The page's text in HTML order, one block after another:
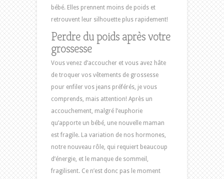
bébé. Elles prennent moins de poids et
retrouvent leur silhouette plus rapidement!
Perdre du poids après votre
grossesse
Vous venez d’accoucher et vous avez hâte
de troquer vos vêtements de grossesse
pour enfiler vos jeans préférés, je vous
comprends, mais attention! Après un
accouchement, malgré l’euphorie
qu’apporte un bébé, une nouvelle maman
est fragile. La variation de nos hormones,
notre nouveau rôle, qui requiert beaucoup
d’énergie, et le manque de sommeil,
fragilisent. Ce n’est donc pas le moment